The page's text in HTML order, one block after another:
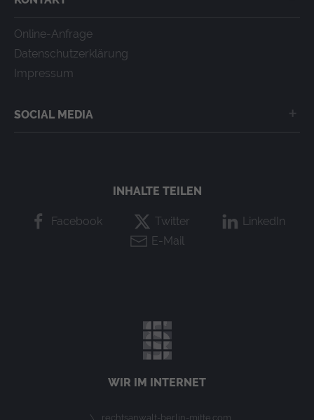
Dienstleistungen
Downloads
Online-Anfrage
Datenschutzerklärung
Impressum
SOCIAL MEDIA
INHALTE TEILEN
Facebook Twitter
LinkedIn
E-Mail
WIR IM INTERNET
rechtsanwalt-berlin-mitte.com